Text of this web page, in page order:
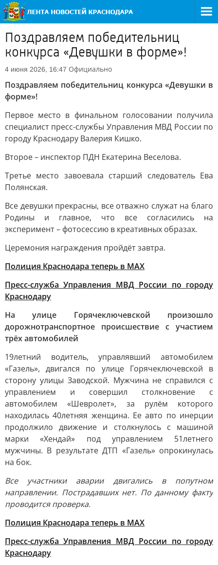
Поздравляем победительниц
конкурса «Девушки в форме»!
4 июня 2026, 16:47 Официально
Поздравляем победительниц конкурса «Девушки в
форме»!
Первое место в финальном голосовании получила
специалист пресс-службы Управления МВД России по
городу Краснодару Валерия Кишко.
Второе – инспектор ПДН Екатерина Веселова.
Третье место завоевала старший следователь Ева
Полянская.
Все девушки прекрасны, все отважно служат на благо
Родины и главное, что все согласились на
эксперимент – фотосессию в креативных образах.
Церемония награждения пройдёт завтра.
Полиция Краснодара теперь в МАХ
Пресс-служба Управления МВД России по городу
Краснодару
На улице Горячеключевской произошло
дорожнотранспортное происшествие с участием
трёх автомобилей
19летний водитель, управлявший автомобилем
«Газель», двигался по улице Горячеключевской в
сторону улицы Заводской. Мужчина не справился с
управлением и совершил столкновение с
автомобилем «Шевролет», за рулём которого
находилась 40летняя женщина. Ее авто по инерции
продолжило движение и столкнулось с машиной
марки «Хендай» под управлением 51летнего
мужчины. В результате ДТП «Газель» опрокинулась
на бок.
Все участники аварии двигались в попутном
направлении. Пострадавших нет. По данному факту
проводится проверка.
Полиция Краснодара теперь в МАХ
Пресс-служба Управления МВД России по городу
Краснодару